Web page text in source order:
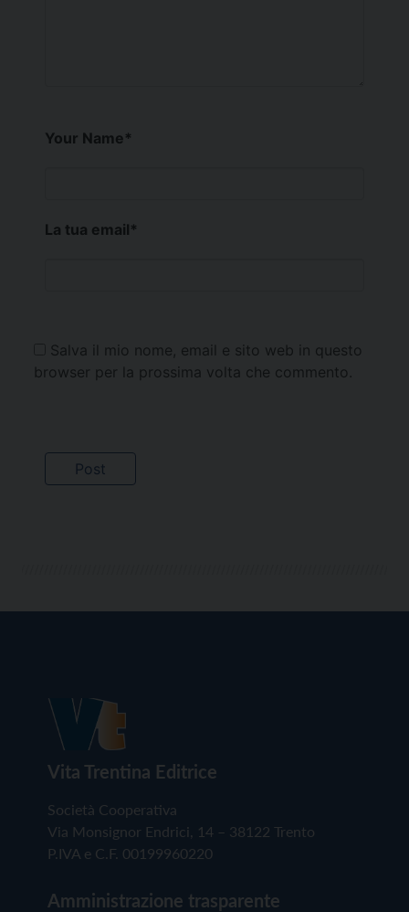
Your Name*
La tua email*
Salva il mio nome, email e sito web in questo
browser per la prossima volta che commento.
Vita Trentina Editrice
Società Cooperativa
Via Monsignor Endrici, 14 – 38122 Trento
P.IVA e C.F. 00199960220
Amministrazione trasparente